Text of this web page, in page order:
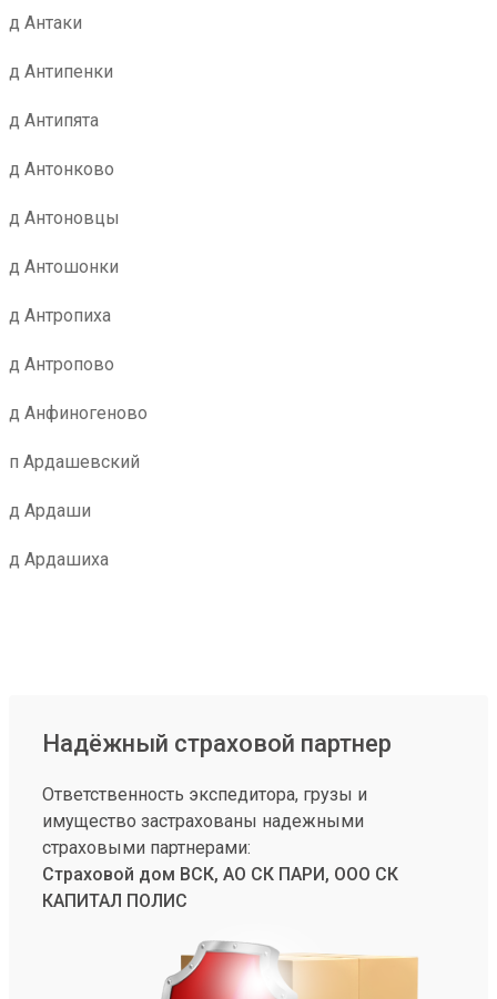
д Антаки
д Антипенки
д Антипята
д Антонково
д Антоновцы
д Антошонки
д Антропиха
д Антропово
д Анфиногеново
п Ардашевский
д Ардаши
д Ардашиха
Надёжный страховой партнер
Ответственность экспедитора, грузы и
имущество застрахованы надежными
страховыми партнерами:
Страховой дом ВСК, АО СК ПАРИ, ООО СК
КАПИТАЛ ПОЛИС